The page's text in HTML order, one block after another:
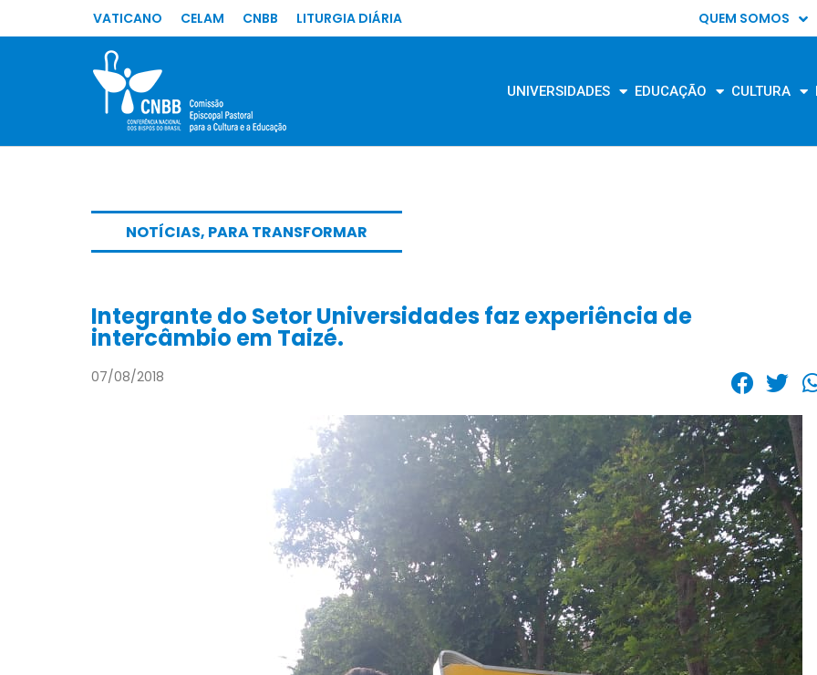
VATICANO CELAM CNBB LITURGIA DIÁRIA QUEM SOMOS
UNIVERSIDADES EDUCAÇÃO CULTURA
NOTÍCIAS, PARA TRANSFORMAR
Integrante do Setor Universidades faz experiência de
intercâmbio em Taizé.
07/08/2018